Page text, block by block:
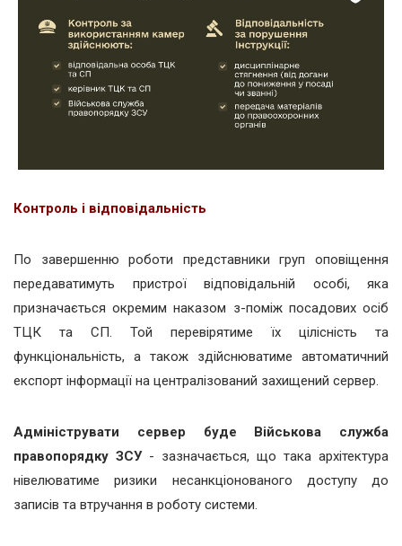
Контроль і відповідальність
По завершенню роботи представники груп оповіщення
передаватимуть пристрої відповідальній особі, яка
призначається окремим наказом з-поміж посадових осіб
ТЦК та СП. Той перевірятиме їх цілісність та
функціональність, а також здійснюватиме автоматичний
експорт інформації на централізований захищений сервер.
Адмініструвати сервер буде Військова служба
правопорядку ЗСУ - зазначається, що така архітектура
нівелюватиме ризики несанкціонованого доступу до
записів та втручання в роботу системи.